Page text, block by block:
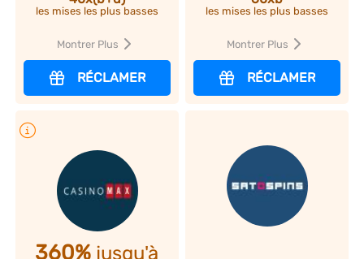
les mises les plus basses
Montrer Plus
RÉCLAMER
les mises les plus basses
Montrer Plus
RÉCLAMER
Plus d'infos
360% jusqu'à